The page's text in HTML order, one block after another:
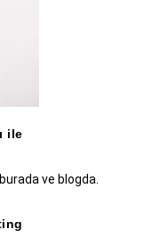
ile
ve blogda.